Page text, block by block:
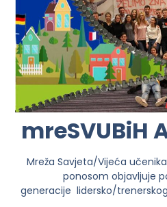
mreSVUBiH
Mreža Savjeta/Vijeća
ponosom objavljuje
generacije lidersko/